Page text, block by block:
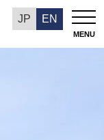
JP EN
MENU